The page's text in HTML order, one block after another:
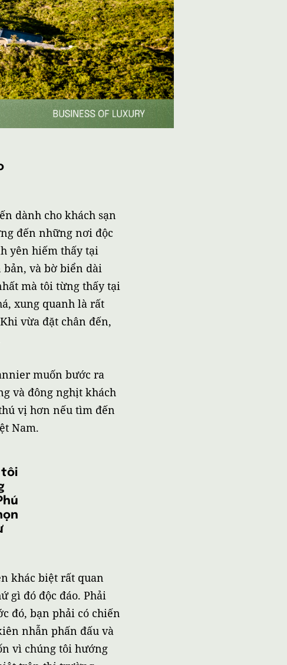
dành cho khách sạn
đến những nơi độc
yên hiếm thấy tại
bản, và bờ biển dài
mà tôi từng thấy tại
xung quanh là rất
vừa đặt chân đến,
muốn bước ra
và đông nghịt khách
vị hơn nếu tìm đến
Nam.
tôi
khác biệt rất quan
gì đó độc đáo. Phải
đó, bạn phải có chiến
nhẫn phấn đấu và
vì chúng tôi hướng